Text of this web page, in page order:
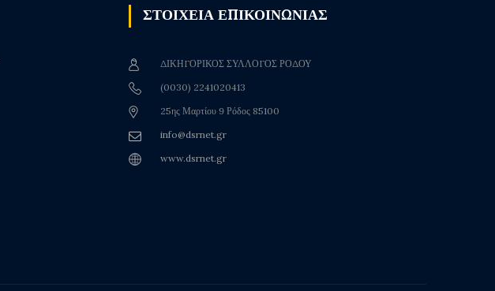
ΣΤΟΙΧΕΙΑ ΕΠΙΚΟΙΝΩΝΙΑΣ
ΔΙΚΗΓΟΡΙΚΟΣ ΣΥΛΛΟΓΟΣ ΡΟΔΟΥ
(0030) 2241020413
25ης Μαρτίου 9 Ρόδος 85100
info@dsrnet.gr
www.dsrnet.gr